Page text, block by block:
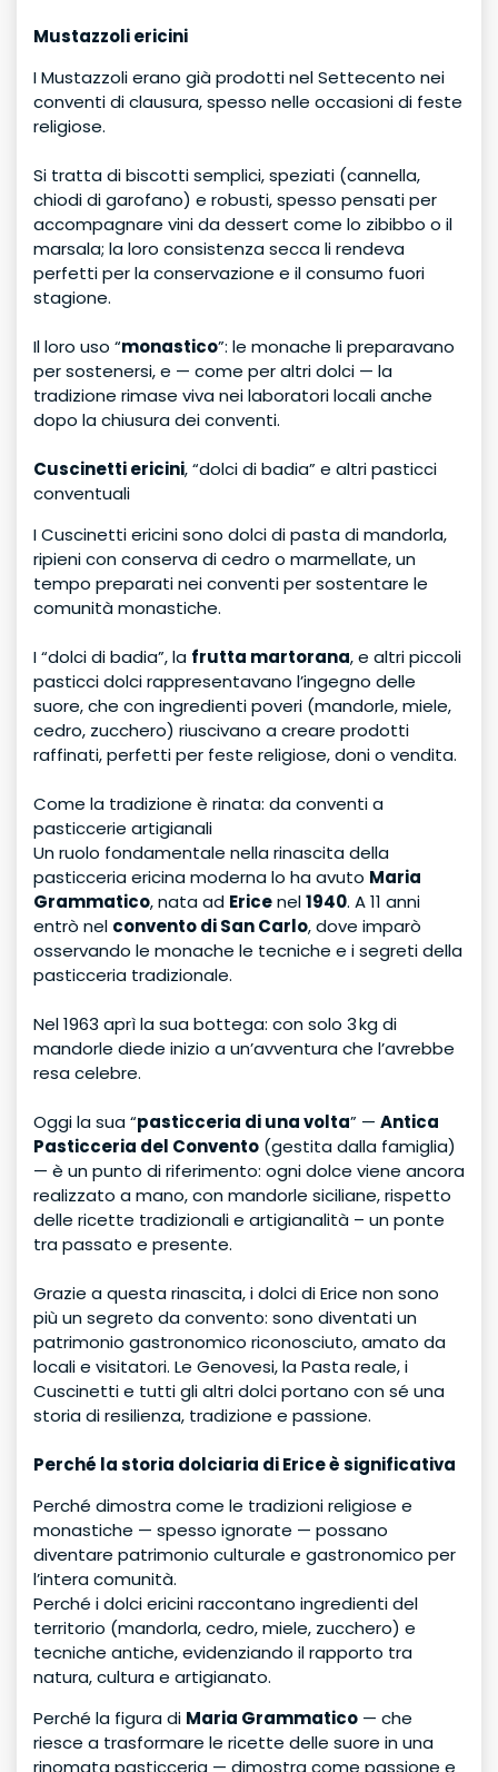
Mustazzoli ericini
I Mustazzoli erano già prodotti nel Settecento nei
conventi di clausura, spesso nelle occasioni di feste
religiose.
Si tratta di biscotti semplici, speziati (cannella,
chiodi di garofano) e robusti, spesso pensati per
accompagnare vini da dessert come lo zibibbo o il
marsala; la loro consistenza secca li rendeva
perfetti per la conservazione e il consumo fuori
stagione.
Il loro uso “monastico”: le monache li preparavano
per sostenersi, e — come per altri dolci — la
tradizione rimase viva nei laboratori locali anche
dopo la chiusura dei conventi.
Cuscinetti ericini, “dolci di badia” e altri pasticci
conventuali
I Cuscinetti ericini sono dolci di pasta di mandorla,
ripieni con conserva di cedro o marmellate, un
tempo preparati nei conventi per sostentare le
comunità monastiche.
I “dolci di badia”, la frutta martorana, e altri piccoli
pasticci dolci rappresentavano l’ingegno delle
suore, che con ingredienti poveri (mandorle, miele,
cedro, zucchero) riuscivano a creare prodotti
raffinati, perfetti per feste religiose, doni o vendita.
Come la tradizione è rinata: da conventi a
pasticcerie artigianali
Un ruolo fondamentale nella rinascita della
pasticceria ericina moderna lo ha avuto Maria
Grammatico, nata ad Ericenel1940. A 11 anni
entrò nel convento di San Carlo, dove imparò
osservando le monache le tecniche e i segreti della
pasticceria tradizionale.
Nel 1963 aprì la sua bottega: con solo 3 kg di
mandorle diede inizio a un’avventura che l’avrebbe
resa celebre.
Oggi la sua “pasticceria di una volta” — Antica
Pasticceria del Convento (gestita dalla famiglia)
— è un punto di riferimento: ogni dolce viene ancora
realizzato a mano, con mandorle siciliane, rispetto
delle ricette tradizionali e artigianalità – un ponte
tra passato e presente.
Grazie a questa rinascita, i dolci di Erice non sono
più un segreto da convento: sono diventati un
patrimonio gastronomico riconosciuto, amato da
locali e visitatori. Le Genovesi, la Pasta reale, i
Cuscinetti e tutti gli altri dolci portano con sé una
storia di resilienza, tradizione e passione.
Perché la storia dolciaria di Erice è significativa
Perché dimostra come le tradizioni religiose e
monastiche — spesso ignorate — possano
diventare patrimonio culturale e gastronomico per
l’intera comunità.
Perché i dolci ericini raccontano ingredienti del
territorio (mandorla, cedro, miele, zucchero) e
tecniche antiche, evidenziando il rapporto tra
natura, cultura e artigianato.
Perché la figura di Maria Grammatico — che
riesce a trasformare le ricette delle suore in una
rinomata pasticceria — dimostra come passione e